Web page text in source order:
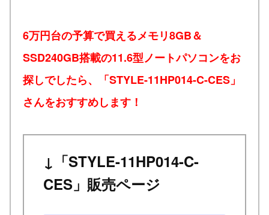
6万円台の予算で買えるメモリ8GB＆
SSD240GB搭載の11.6型ノートパソコンをお
探しでしたら、「STYLE-11HP014-C-CES」
さんをおすすめします！
↓「STYLE-11HP014-C-
CES」販売ページ